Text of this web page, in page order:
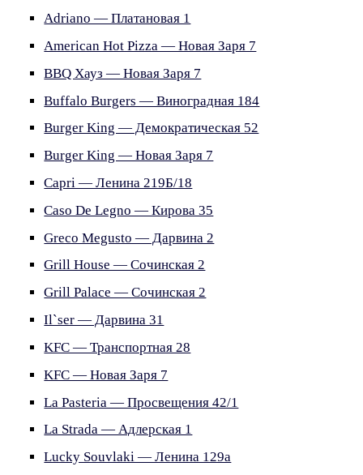
Adriano — Платановая 1
American Hot Pizza — Новая Заря 7
BBQ Хауз — Новая Заря 7
Buffalo Burgers — Виноградная 184
Burger King — Демократическая 52
Burger King — Новая Заря 7
Capri — Ленина 219Б/18
Caso De Legno — Кирова 35
Greco Megusto — Дарвина 2
Grill House — Сочинская 2
Grill Palace — Сочинская 2
Il`ser — Дарвина 31
KFC — Транспортная 28
KFC — Новая Заря 7
La Pasteria — Просвещения 42/1
La Strada — Адлерская 1
Lucky Souvlaki — Ленина 129а